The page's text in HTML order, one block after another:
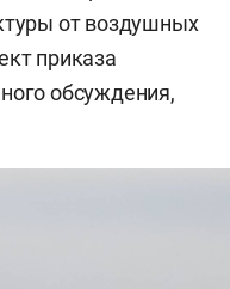
от воздушных
приказа
обсуждения,